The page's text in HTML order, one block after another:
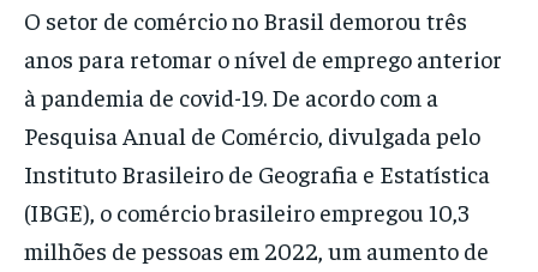
O setor de comércio no Brasil demorou três
anos para retomar o nível de emprego anterior
à pandemia de covid-19. De acordo com a
Pesquisa Anual de Comércio, divulgada pelo
Instituto Brasileiro de Geografia e Estatística
(IBGE), o comércio brasileiro empregou 10,3
milhões de pessoas em 2022, um aumento de